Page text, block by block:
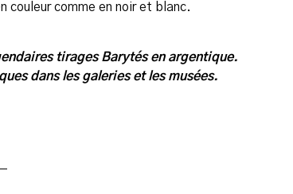
comme en noir et blanc.
tirages Barytés en argentique.
dans les galeries et les musées.